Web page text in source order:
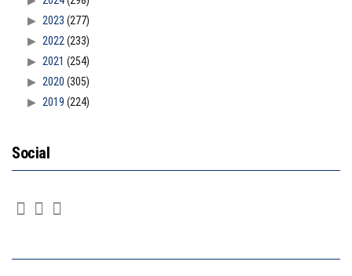
2023 (277)
2022(233)
2021 (254)
2020 (305)
2019 (224)
Social